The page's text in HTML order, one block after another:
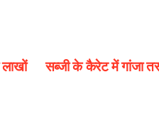
सब्जी के कैरेट में गांजा